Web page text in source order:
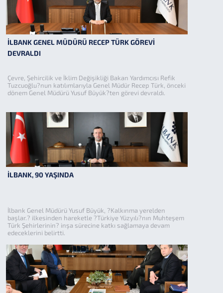
İLBANK GENEL MÜDÜRÜ RECEP TÜRK GÖREVİ
DEVRALDI
Çevre, Şehircilik ve İklim Değişikliği Bakan Yardımcısı Refik
Tuzcuoğlu?nun katılımlarıyla Genel Müdür Recep Türk, önceki
dönem Genel Müdürü Yusuf Büyük?ten görevi devraldı.
İLBANK, 90 YAŞINDA
İlbank Genel Müdürü Yusuf Büyük, ?Kalkınma yerelden
başlar.? ilkesinden hareketle ?Türkiye Yüzyılı?nın Muhteşem
Türk Şehirlerinin? inşa sürecine katkı sağlamaya devam
edeceklerini belirtti.